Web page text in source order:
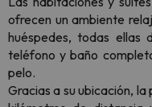
ofrecen un ambiente
huéspedes, todas ellas
teléfono y baño
pelo.
Gracias a su ubicación,